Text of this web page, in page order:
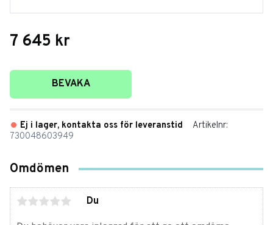
7 645 kr
Lägg till i favoriter
BEVAKA
Ej i lager, kontakta oss för leveranstid
Artikelnr
730048603949
Omdömen
Du